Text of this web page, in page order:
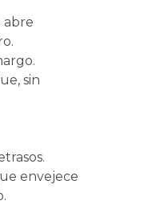
abre
sin
envejece